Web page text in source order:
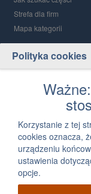
Polityka cookies
Korzystanie z tej
cookies oznacza,
urządzeniu
ustawienia
opcje.
Strefa dla firm
Mapa kategorii
Grupa PGD i
12 300 03 05
Napisz, jak możemy